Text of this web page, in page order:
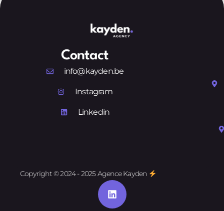
Contact
info@kayden.be
Instagram
Linkedin
Copyright © 2024 - 2025 Agence Kayden